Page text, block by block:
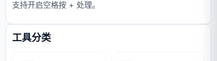
支持开启空格按 + 处理。
工具分类